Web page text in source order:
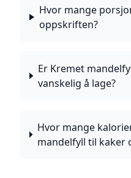
Hvor mange
oppskriften?
Er Kremet
vanskelig å lage?
Hvor mange
mandelfyll til kaker